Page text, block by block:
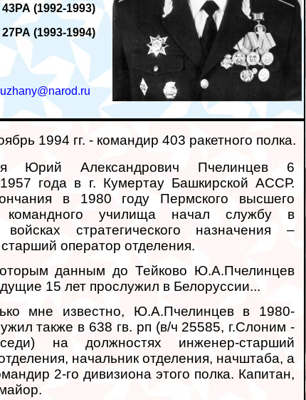
(1992-1993)
(1993-1994)
1994 гг. - командир 403 ракетного полка.
Юрий Александрович Пчелинцев 6
года в г. Кумертау Башкирской АССР.
в 1980 году Пермского высшего
командного училища начал службу в
войсках стратегического назначения –
оператор отделения.
данным до Тейково Ю.А.Пчелинцев
15 лет прослужил в Белоруссии...
мне известно, Ю.А.Пчелинцев в 1980-
также в 638 гв. рп (в/ч 25585, г.Слоним -
на должностях инженер-старший
начальник отделения, начштаба, а
2-го дивизиона этого полка. Капитан,